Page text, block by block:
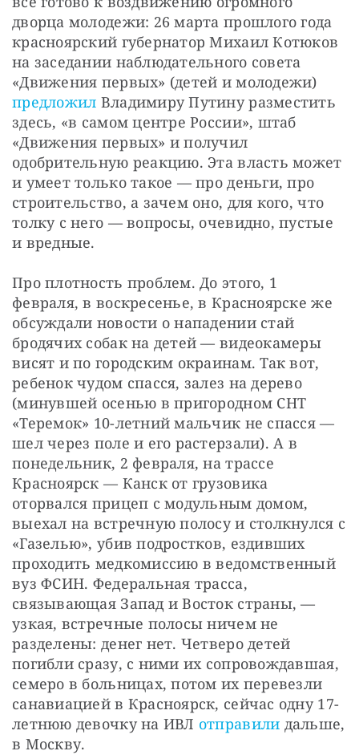
дворца молодежи: 26 марта прошлого года
красноярский губернатор Михаил Котюков
на заседании наблюдательного совета
предложил Владимиру Путину разместить
здесь, «в самом центре России», штаб
«Движения первых» и получил
одобрительную реакцию. Эта власть может
и умеет только такое — про деньги, про
строительство, а зачем оно, для кого, что
толку с него — вопросы, очевидно, пустые
и вредные.
Про плотность проблем. До этого, 1
февраля, в воскресенье, в Красноярске же
обсуждали новости о нападении стай
бродячих собак на детей — видеокамеры
висят и по городским окраинам. Так вот,
ребенок чудом спасся, залез на дерево
(минувшей осенью в пригородном СНТ
«Теремок» 10-летний мальчик не спасся —
шел через поле и его растерзали). А в
понедельник, 2 февраля, на трассе
Красноярск — Канск от грузовика
оторвался прицеп с модульным домом,
выехал на встречную полосу и столкнулся с
«Газелью», убив подростков, ездивших
проходить медкомиссию в ведомственный
вуз ФСИН. Федеральная трасса,
связывающая Запад и Восток страны, —
узкая, встречные полосы ничем не
разделены: денег нет. Четверо детей
погибли сразу, с ними их сопровождавшая,
семеро в больницах, потом их перевезли
санавиацией в Красноярск, сейчас одну 17-
летнюю девочку на ИВЛ отправили дальше,
в Москву.